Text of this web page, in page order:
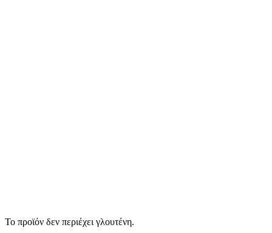
Το προϊόν δεν περιέχει γλουτένη.